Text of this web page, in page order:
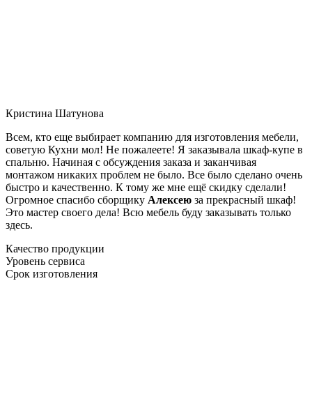
Кристина Шатунова
Всем, кто еще выбирает компанию для изготовления мебели,
советую Кухни мол! Не пожалеете! Я заказывала шкаф-купе в
спальню. Начиная с обсуждения заказа и заканчивая
монтажом никаких проблем не было. Все было сделано очень
быстро и качественно. К тому же мне ещё скидку сделали!
Огромное спасибо сборщику Алексею за прекрасный шкаф!
Это мастер своего дела! Всю мебель буду заказывать только
здесь.
Качество продукции
Уровень сервиса
Срок изготовления